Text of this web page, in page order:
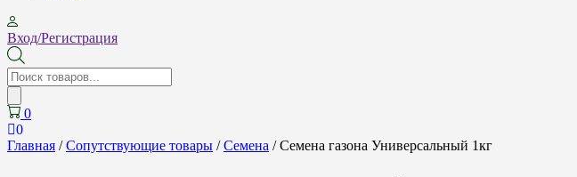
Вход/Регистрация
Поиск
товаров
0
0
Главная /Сопутствующие товары /Семена / Семена газона Универсальный 1кг